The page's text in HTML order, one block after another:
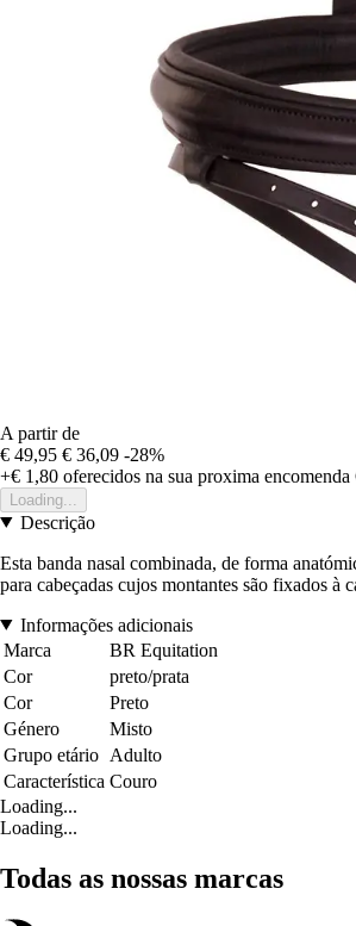
A partir de
€ 49,95 € 36,09 -28%
+€ 1,80 oferecidos na sua proxima encomenda
Loading...
Descrição
Esta banda nasal combinada, de forma
para cabeçadas cujos montantes são fixados à
Informações adicionais
Marca
BR Equitation
Cor
preto/prata
Cor
Preto
Género
Misto
Grupo etário Adulto
Característica Couro
Loading...
Loading...
Todas as nossas marcas